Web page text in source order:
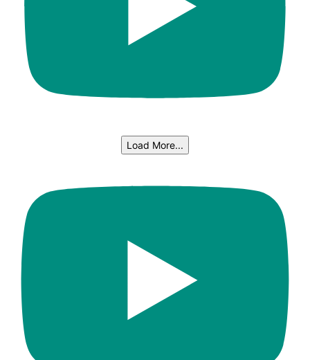
Load More...